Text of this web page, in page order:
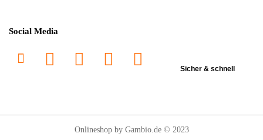
Social Media
Sicher & schnell
Onlineshopby Gambio.de © 2023